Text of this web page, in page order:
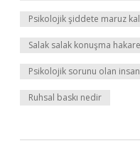
Psikolojik şiddete maruz
Salak salak konuşma
Psikolojik sorunu olan insan
Ruhsal baskı nedir